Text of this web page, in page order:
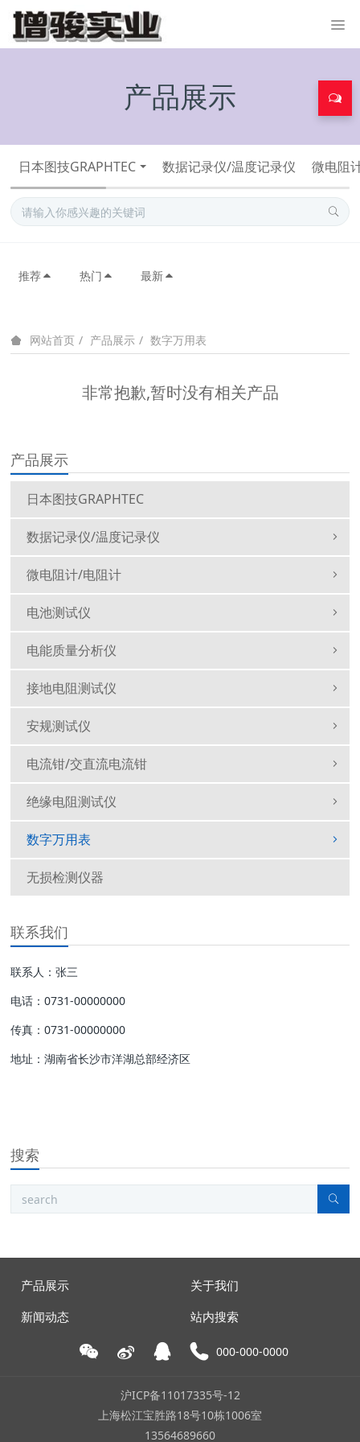
产品展示
日本图技GRAPHTEC 数据记录仪/温度记录仪 微电阻
推荐 热门 最新
网站首页 产品展示 数字万用表
非常抱歉,暂时没有相关产品
产品展示
日本图技GRAPHTEC
数据记录仪/温度记录仪
微电阻计/电阻计
电池测试仪
电能质量分析仪
接地电阻测试仪
安规测试仪
电流钳/交直流电流钳
绝缘电阻测试仪
数字万用表
无损检测仪器
联系我们
联系人：张三
电话：0731-00000000
传真：0731-00000000
地址：湖南省长沙市洋湖总部经济区
搜索
产品展示
关于我们
新闻动态
站内搜索
000-000-0000
沪ICP备11017335号-12
上海松江宝胜路18号10栋1006室
13564689660